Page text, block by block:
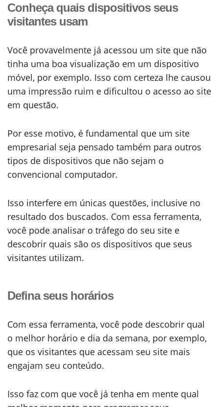
Conheça quais dispositivos seus
visitantes usam
Você provavelmente já acessou um site que não
tinha uma boa visualização em um dispositivo
móvel, por exemplo. Isso com certeza lhe causou
uma impressão ruim e dificultou o acesso ao site
em questão.
Por esse motivo, é fundamental que um site
empresarial seja pensado também para outros
tipos de dispositivos que não sejam o
convencional computador.
Isso interfere em únicas questões, inclusive no
resultado dos buscados. Com essa ferramenta,
você pode analisar o tráfego do seu site e
descobrir quais são os dispositivos que seus
visitantes utilizam.
Defina seus horários
Com essa ferramenta, você pode descobrir qual
o melhor horário e dia da semana, por exemplo,
que os visitantes que acessam seu site mais
engajam seu conteúdo.
Isso faz com que você já tenha em mente qual